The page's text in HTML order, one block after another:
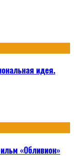
идея.
«Обливион»